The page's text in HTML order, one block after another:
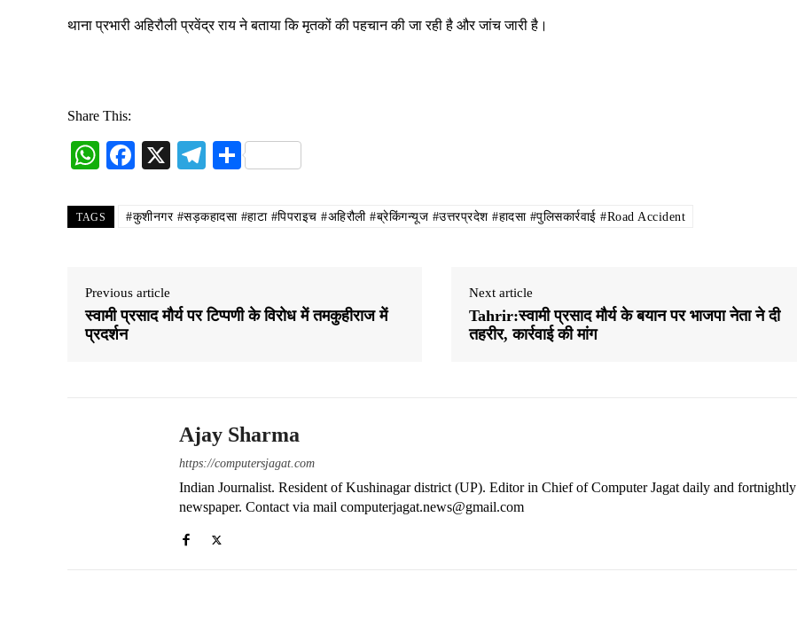
थाना प्रभारी अहिरौली प्रवेंद्र राय ने बताया कि मृतकों की पहचान की जा रही है और जांच जारी है।
Share This:
W
ts
Fa
bo
X
Te
gr
S
re
TAGS #कुशीनगर #सड़कहादसा #हाटा #पिपराइच #अहिरौली #ब्रेकिंगन्यूज #उत्तरप्रदेश #हादसा #पुलिसकार्रवाई #Road Accident
Previous article
स्वामी प्रसाद मौर्य पर टिप्पणी के विरोध में तमकुहीराज में
प्रदर्शन
Next article
Tahrir:स्वामी प्रसाद मौर्य के बयान पर भाजपा नेता ने दी
तहरीर, कार्रवाई की मांग
Ajay Sharma
https://computersjagat.com
Indian Journalist. Resident of Kushinagar district (UP). Editor in Chief of Computer Jagat daily and fortnightly
newspaper. Contact via mail computerjagat.news@gmail.com